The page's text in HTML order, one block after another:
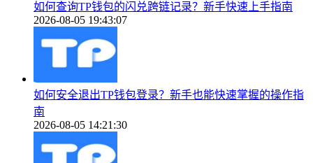
如何查询TP钱包的闪兑跨链记录？新手快速上手指南
2026-08-05 19:43:07
如何安全退出TP钱包登录？新手也能快速掌握的操作指
南
2026-08-05 14:21:30